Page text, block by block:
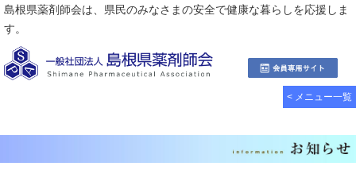
島根県薬剤師会は、県民のみなさまの安全で健康な暮らしを応援しま
す。
< メニュー一覧